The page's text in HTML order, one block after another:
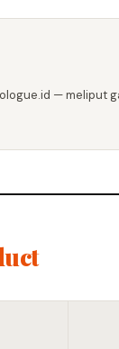
— meliput